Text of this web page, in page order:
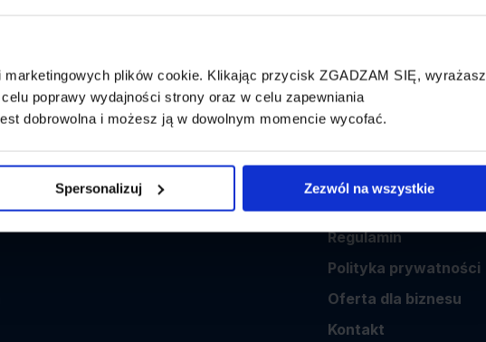
plików cookie. Klikając przycisk ZGADZAM SIĘ, wyrażasz
poprawy wydajności strony oraz w celu zapewniania
dobrowolna i możesz ją w dowolnym momencie wycofać.
Spersonalizuj Zezwól na wszystkie
linie Informacje
O nas
Regulamin
Polityka prywatności
Oferta dla biznesu
Kontakt